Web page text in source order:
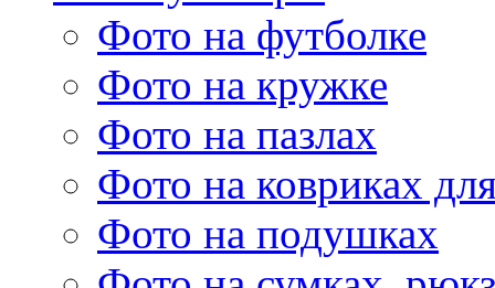
Фото на футболке
Фото на кружке
Фото на пазлах
Фото на ковриках
Фото на подушках